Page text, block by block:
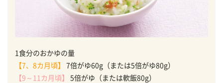
1食分のおかゆの量
【7、8カ月頃】
7倍がゆ60g（または5倍がゆ80g）
【9～11カ月頃】
5倍がゆ（または軟飯80g）